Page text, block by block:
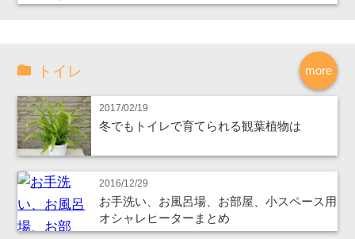
more
トイレ
2017/02/19
冬でもトイレで育てられる観葉植物は
2016/12/29
お手洗い、お風呂場、お部屋、小スペース用
オシャレヒーターまとめ